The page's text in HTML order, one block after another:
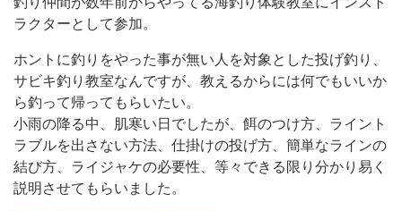
ラクターとして参加。
ホントに釣りをやった事が無い人を対象とした投げ釣り、
サビキ釣り教室なんですが、教えるからには何でもいいか
ら釣って帰ってもらいたい。
小雨の降る中、肌寒い日でしたが、餌のつけ方、ライント
ラブルを出さない方法、仕掛けの投げ方、簡単なラインの
結び方、ライジャケの必要性、等々できる限り分かり易く
説明させてもらいました。